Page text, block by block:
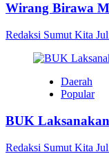
Wirang Birawa
Redaksi Sumut Kita
Daerah
Popular
BUK
Redaksi Sumut Kita